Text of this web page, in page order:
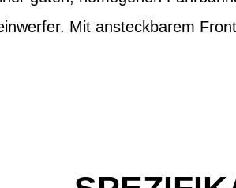
Mit ansteckbarem